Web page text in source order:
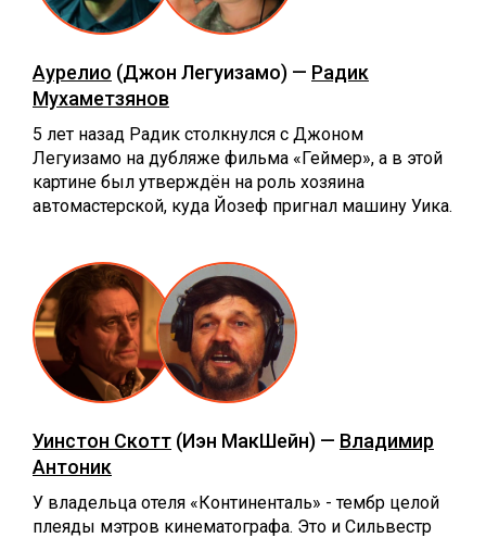
Аурелио (Джон Легуизамо) — Радик
Мухаметзянов
5 лет назад Радик столкнулся с Джоном
Легуизамо на дубляже фильма «Геймер», а в этой
картине был утверждён на роль хозяина
автомастерской, куда Йозеф пригнал машину Уика.
Уинстон Скотт (Иэн МакШейн) — Владимир
Антоник
У владельца отеля «Континенталь» - тембр целой
плеяды мэтров кинематографа. Это и Сильвестр